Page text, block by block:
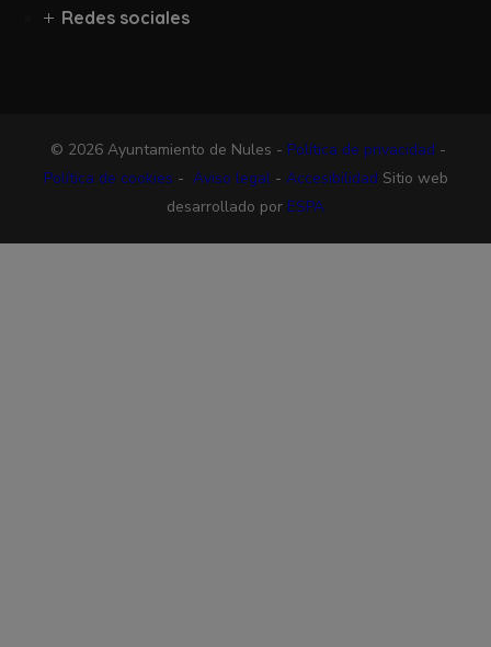
Redes sociales
© 2026 Ayuntamiento de Nules - Política de privacidad -
Política de cookies - Aviso legal- Accesibilidad Sitio web
desarrollado por ESPA